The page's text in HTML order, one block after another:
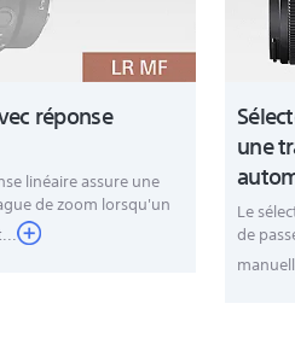
réponse
linéaire assure une
de zoom lorsqu'un
une
Le
de